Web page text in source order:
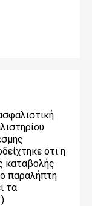
ότι η
καταβολής
παραλήπτη
τα